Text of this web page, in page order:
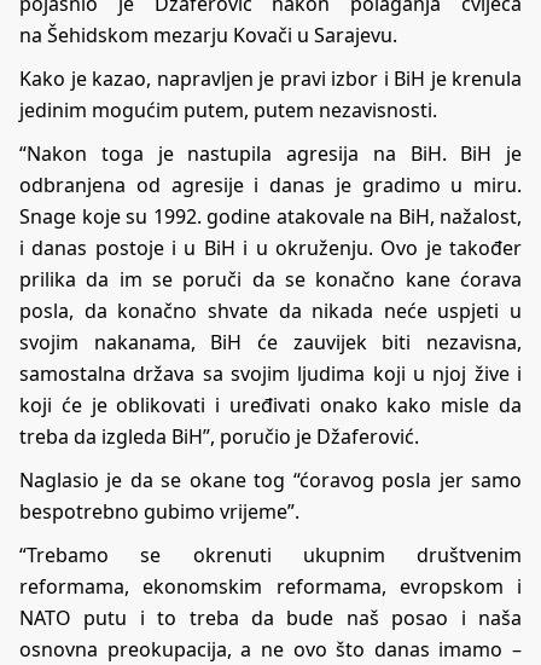
na Šehidskom mezarju Kovači u Sarajevu.
Kako je kazao, napravljen je pravi izbor i BiH je krenula
jedinim mogućim putem, putem nezavisnosti.
“Nakon toga je nastupila agresija na BiH. BiH je
odbranjena od agresije i danas je gradimo u miru.
Snage koje su 1992. godine atakovale na BiH, nažalost,
i danas postoje i u BiH i u okruženju. Ovo je također
prilika da im se poruči da se konačno kane ćorava
posla, da konačno shvate da nikada neće uspjeti u
svojim nakanama, BiH će zauvijek biti nezavisna,
samostalna država sa svojim ljudima koji u njoj žive i
koji će je oblikovati i uređivati onako kako misle da
treba da izgleda BiH”, poručio je Džaferović.
Naglasio je da se okane tog “ćoravog posla jer samo
bespotrebno gubimo vrijeme”.
“Trebamo se okrenuti ukupnim društvenim
reformama, ekonomskim reformama, evropskom i
NATO putu i to treba da bude naš posao i naša
osnovna preokupacija, a ne ovo što danas imamo –